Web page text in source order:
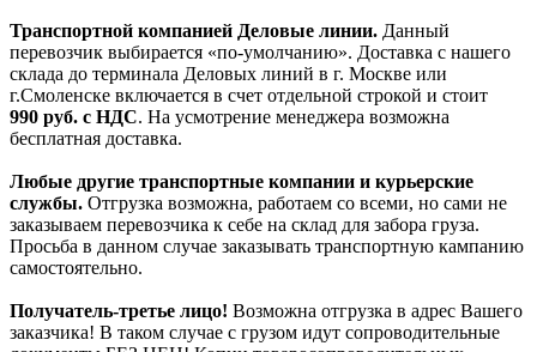
Транспортной компанией Деловые линии. Данный
перевозчик выбирается «по-умолчанию». Доставка с нашего
склада до терминала Деловых линий в г. Москве или
г.Смоленске включается в счет отдельной строкой и стоит
990 руб. с НДС. На усмотрение менеджера возможна
бесплатная доставка.
Любые другие транспортные компании и курьерские
службы. Отгрузка возможна, работаем со всеми, но сами не
заказываем перевозчика к себе на склад для забора груза.
Просьба в данном случае заказывать транспортную кампанию
самостоятельно.
Получатель-третье лицо! Возможна отгрузка в адрес Вашего
заказчика! В таком случае с грузом идут сопроводительные